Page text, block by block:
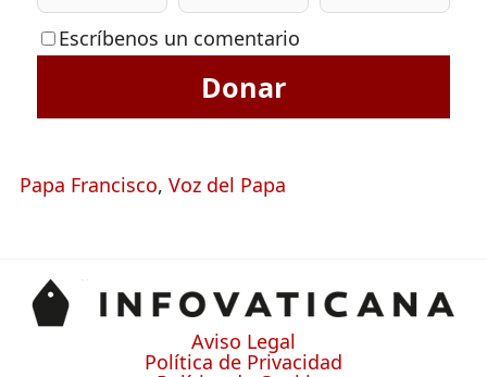
Escríbenos un comentario
Donar
Papa Francisco, Voz del Papa
Aviso Legal
Política de Privacidad